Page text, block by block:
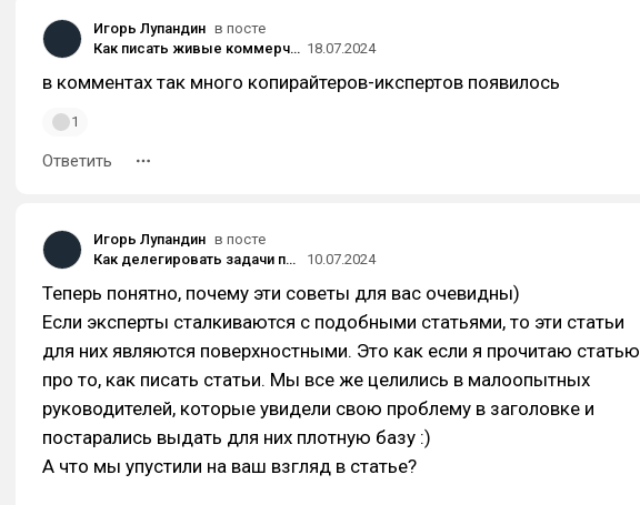
Игорь Лупандин в посте
Как писать живые коммерческие тексты, чтобы они решили задачи и не оказались в корзине 18.07.2024
в комментах так много копирайтеров-икспертов появилось
1
Ответить
Игорь Лупандин в посте
Как делегировать задачи подчиненным, чтобы не заниматься ерундой
10.07.2024
Теперь понятно, почему эти советы для вас очевидны)
Если эксперты сталкиваются с подобными статьями, то эти статьи
для них являются поверхностными. Это как если я прочитаю статью
про то, как писать статьи. Мы все же целились в малоопытных
руководителей, которые увидели свою проблему в заголовке и
постарались выдать для них плотную базу :)
А что мы упустили на ваш взгляд в статье?